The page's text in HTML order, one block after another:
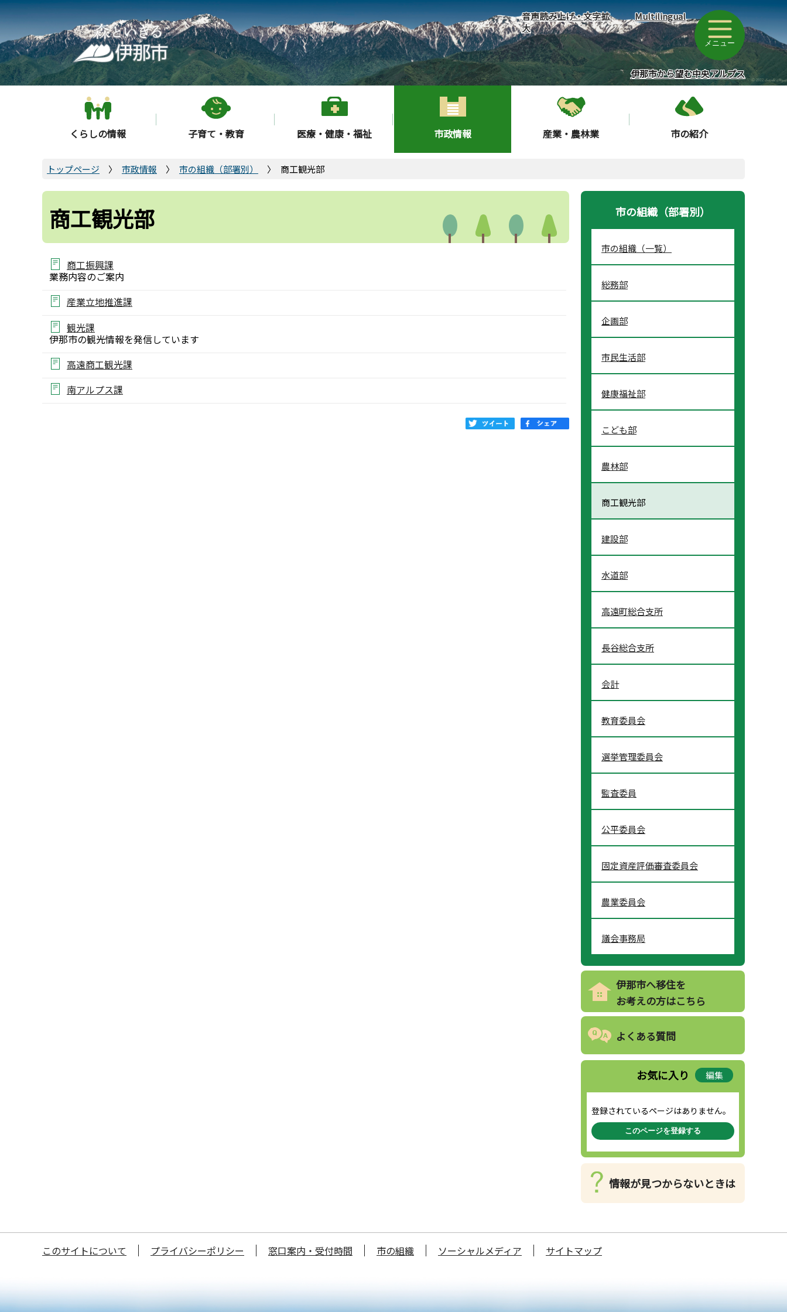
こ
の
ペ
ー
ジ
の
音声読み上げ・文字拡
大
Multilingual
メニュー
伊那市から望む中央アルプス
くらしの情報 子育て・教育 医療・健康・福祉 市政情報 産業・農林業 市の紹介
トップページ 市政情報 市の組織（部署別） 商工観光部
商工観光部
商工振興課
業務内容のご案内
産業立地推進課
観光課
伊那市の観光情報を発信しています
高遠商工観光課
南アルプス課
市の組織（部署別）
市の組織（一覧）
総務部
企画部
市民生活部
健康福祉部
こども部
農林部
商工観光部
建設部
水道部
高遠町総合支所
長谷総合支所
会計
教育委員会
選挙管理委員会
監査委員
公平委員会
固定資産評価審査委員会
農業委員会
議会事務局
伊那市へ移住を
お考えの方はこちら
よくある質問
お気に入り 編集
登録されているページはありません。
このページを登録する
情報が見つからないときは
このサイトについて プライバシーポリシー 窓口案内・受付時間 市の組織 ソーシャルメディア サイトマップ